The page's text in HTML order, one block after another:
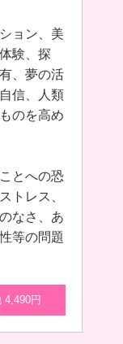
ョン、美
験、探
、夢の活
信、人類
のを高め
とへの恐
トレス、
なさ、あ
等の問題
4,490円